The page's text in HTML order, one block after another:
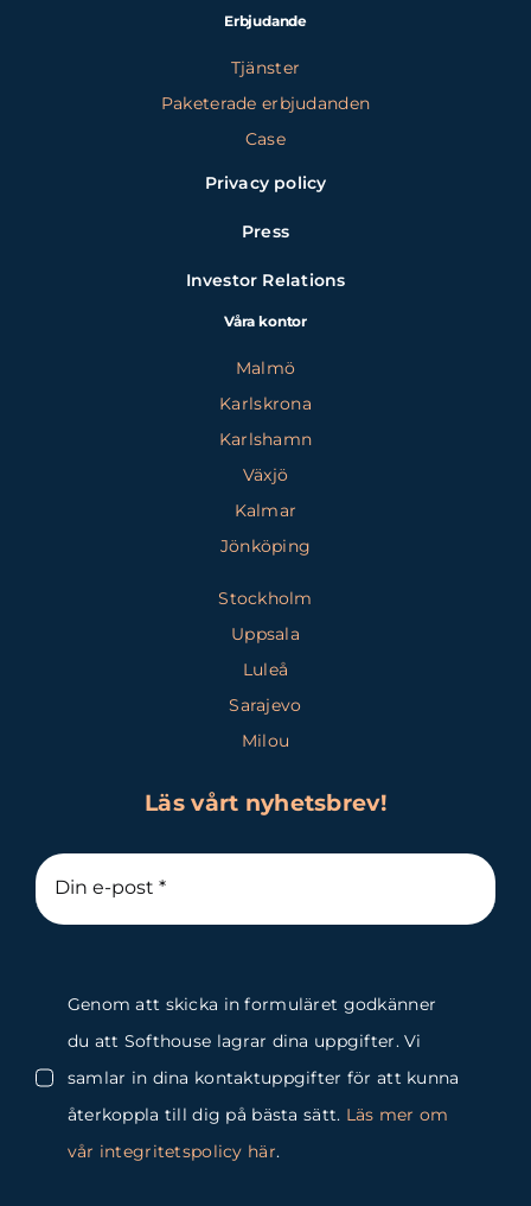
Erbjudande
Tjänster
Paketerade erbjudanden
Case
Privacy policy
Press
Investor Relations
Våra kontor
Malmö
Karlskrona
Karlshamn
Växjö
Kalmar
Jönköping
Stockholm
Uppsala
Luleå
Sarajevo
Milou
Läs vårt nyhetsbrev!
Genom att skicka in formuläret godkänner
du att Softhouse lagrar dina uppgifter. Vi
samlar in dina kontaktuppgifter för att kunna
återkoppla till dig på bästa sätt. Läs mer om
vår integritetspolicy här.